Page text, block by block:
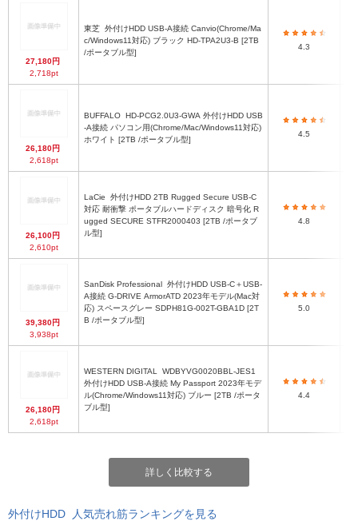
27,180円
2,718pt
東芝
c/Windows11対応) ブラック HD-TPA2U3-B [2TB
/ポータブル型]
4.3
26,180円
2,618pt
BUFFALO
-A接続 パソコン用(Chrome/Mac/Windows11対応)
ホワイト [2TB /ポータブル型]
4.5
26,100円
2,610pt
LaCie
対応 耐衝撃 ポータブルハードディスク 暗号化 R
ugged SECURE STFR2000403 [2TB /ポータブ
ル型]
4.8
39,380円
3,938pt
SanDisk Professional
A接続 G-DRIVE ArmorATD 2023年モデル(Mac対
応) スペースグレー SDPH81G-002T-GBA1D [2T
B /ポータブル型]
5.0
26,180円
2,618pt
WESTERN DIGITAL
外付けHDD USB-A接続 My Passport 2023年モデ
ル(Chrome/Windows11対応) ブルー [2TB /ポータ
ブル型]
4.4
詳しく比較する
外付けHDD 人気売れ筋ランキングを見る